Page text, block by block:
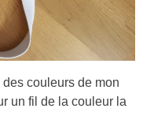
couleurs de mon
un fil de la couleur la